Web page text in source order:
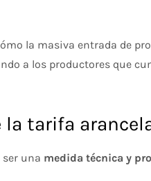
la masiva entrada de
a los productores que
la tarifa
una medida técnica y